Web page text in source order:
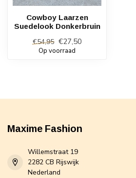
Cowboy Laarzen
Suedelook Donkerbruin
€54,95 €27,50
Op voorraad
Maxime Fashion
Willemstraat 19
2282 CB Rijswijk
Nederland